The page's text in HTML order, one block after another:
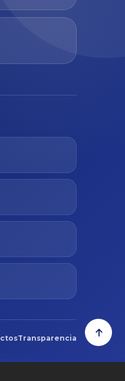
Transparencia